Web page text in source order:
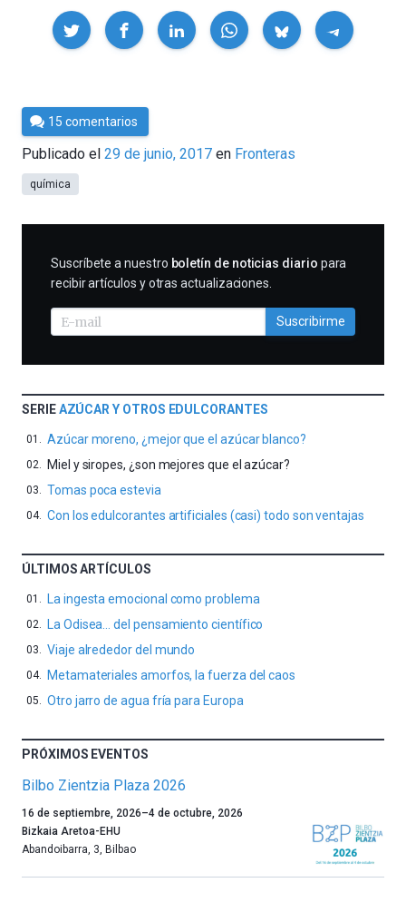
Compartir
Por
César
Tomé
15 comentarios
Publicado el 29 de junio, 2017 en Fronteras
química
SUSCRIBIRME
Suscríbete a nuestro boletín de noticias diario para
recibir artículos y otras actualizaciones.
Suscribirme
SERIEAZÚCAR Y OTROS EDULCORANTES
Azúcar moreno, ¿mejor que el azúcar blanco?
Miel y siropes, ¿son mejores que el azúcar?
Tomas poca estevia
Con los edulcorantes artificiales (casi) todo son ventajas
ÚLTIMOS ARTÍCULOS
La ingesta emocional como problema
La Odisea… del pensamiento científico
Viaje alrededor del mundo
Metamateriales amorfos, la fuerza del caos
Otro jarro de agua fría para Europa
PRÓXIMOS EVENTOS
Bilbo Zientzia Plaza 2026
Un
año
más,
16 de septiembre, 2026–4 de octubre, 2026
Bizkaia Aretoa-EHU
Abandoibarra, 3, Bilbao